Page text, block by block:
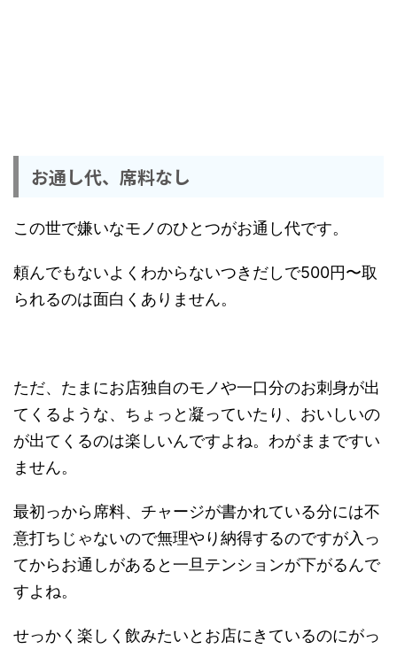
お通し代、席料なし
この世で嫌いなモノのひとつがお通し代です。
頼んでもないよくわからないつきだしで500円〜取
られるのは面白くありません。
ただ、たまにお店独自のモノや一口分のお刺身が出
てくるような、ちょっと凝っていたり、おいしいの
が出てくるのは楽しいんですよね。わがままですい
ません。
最初っから席料、チャージが書かれている分には不
意打ちじゃないので無理やり納得するのですが入っ
てからお通しがあると一旦テンションが下がるんで
すよね。
せっかく楽しく飲みたいとお店にきているのにがっ